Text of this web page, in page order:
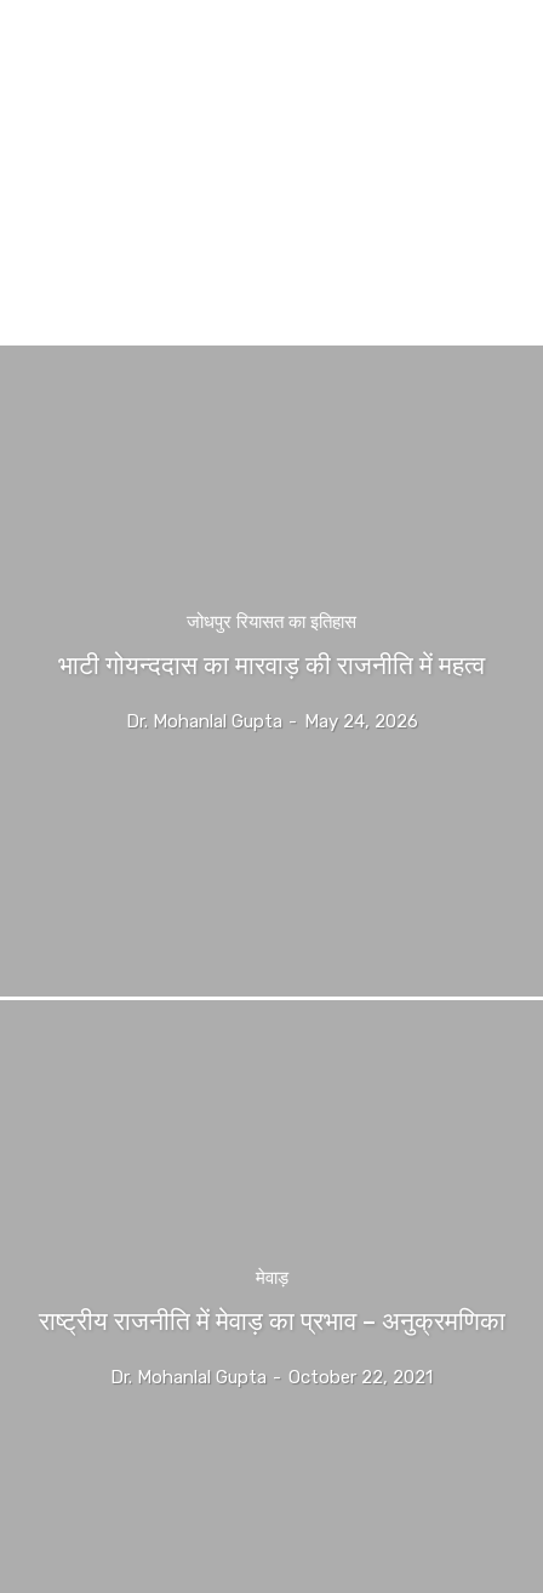
जोधपुर रियासत का इतिहास
भाटी गोयन्ददास का मारवाड़ की राजनीति में महत्व
Dr. Mohanlal Gupta - May 24, 2026
मेवाड़
राष्ट्रीय राजनीति में मेवाड़ का प्रभाव – अनुक्रमणिका
Dr. Mohanlal Gupta - October 22, 2021